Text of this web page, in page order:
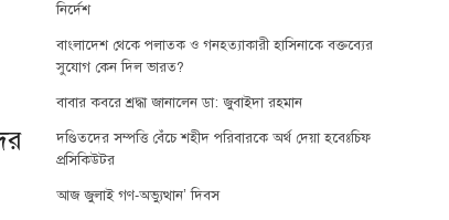
নির্দেশ
বাংলাদেশ থেকে পলাতক ও গনহত্যাকারী হাসিনাকে বক্তব্যের
সুযোগ কেন দিল ভারত?
বাবার কবরে শ্রদ্ধা জানালেন ডা: জুবাইদা রহমান
দণ্ডিতদের সম্পত্তি বেঁচে শহীদ পরিবারকে অর্থ দেয়া হবেঃচিফ
প্রসিকিউটর
আজ জুলাই গণ-অভ্যুত্থান’ দিবস